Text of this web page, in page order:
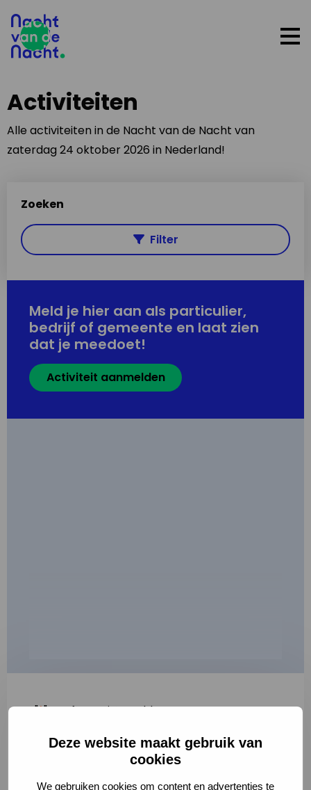
Deze website maakt gebruik van
cookies
We gebruiken cookies om content en advertenties te
Activiteiten
Alle activiteiten in de Nacht van de Nacht van
zaterdag 24 oktober 2026 in Nederland!
Zoeken
Filter
Meld je hier aan als particulier,
bedrijf of gemeente en laat zien
dat je meedoet!
Activiteit aanmelden
"*" geeft vereiste velden aan
2